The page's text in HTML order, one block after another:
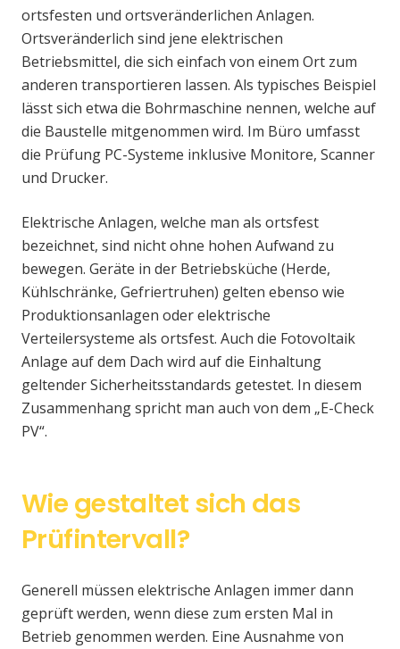
ortsfesten und ortsveränderlichen Anlagen.
Ortsveränderlich sind jene elektrischen
Betriebsmittel, die sich einfach von einem Ort zum
anderen transportieren lassen. Als typisches Beispiel
lässt sich etwa die Bohrmaschine nennen, welche auf
die Baustelle mitgenommen wird. Im Büro umfasst
die Prüfung PC-Systeme inklusive Monitore, Scanner
und Drucker.
Elektrische Anlagen, welche man als ortsfest
bezeichnet, sind nicht ohne hohen Aufwand zu
bewegen. Geräte in der Betriebsküche (Herde,
Kühlschränke, Gefriertruhen) gelten ebenso wie
Produktionsanlagen oder elektrische
Verteilersysteme als ortsfest. Auch die Fotovoltaik
Anlage auf dem Dach wird auf die Einhaltung
geltender Sicherheitsstandards getestet. In diesem
Zusammenhang spricht man auch von dem „E-Check
PV“.
Wie gestaltet sich das
Prüfintervall?
Generell müssen elektrische Anlagen immer dann
geprüft werden, wenn diese zum ersten Mal in
Betrieb genommen werden. Eine Ausnahme von